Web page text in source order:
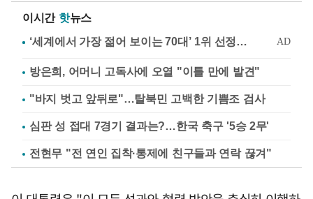
이시간 핫뉴스
방은희, 어머니 고독사에 오열 "이틀 만에 발견"
"바지 벗고 앞뒤로"…탈북민 고백한 기쁨조 검사
심판 성 접대 7경기 결과는?…한국 축구 '5승 2무'
전현무 "전 연인 집착·통제에 친구들과 연락 끊겨"